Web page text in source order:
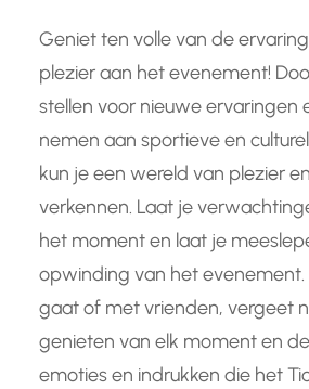
Geniet ten volle van de
plezier aan het evenement!
stellen voor nieuwe ervaringen
nemen aan sportieve en
kun je een wereld van plezier
verkennen. Laat je
het moment en laat je
opwinding van het evenement.
gaat of met vrienden, vergeet
genieten van elk moment en
emoties en indrukken die het